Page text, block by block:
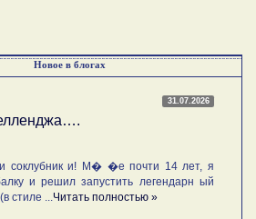
Новое в блогах
31.07.2026
соклубник и! М� �е почти 14 лет, я
и решил запустить легендарн ый
стиле ... Читать полностью »